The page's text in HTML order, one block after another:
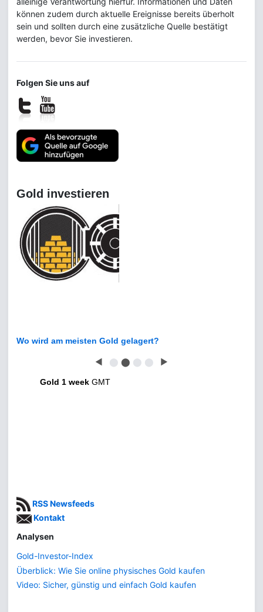
können zudem durch aktuelle Ereignisse bereits überholt
sein und sollten durch eine zusätzliche Quelle bestätigt
werden, bevor Sie investieren.
Folgen Sie uns auf
Gold investieren
Wo wird am meisten Gold gelagert?
◀ ⬤ ⬤ ⬤ ⬤ ▶
Gold 1 week GMT
RSS Newsfeeds
Kontakt
Analysen
Gold-Investor-Index
Überblick: Wie Sie online physisches Gold kaufen
Video: Sicher, günstig und einfach Gold kaufen